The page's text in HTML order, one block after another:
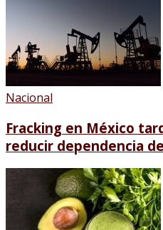
Nacional
Fracking en México
reducir dependencia